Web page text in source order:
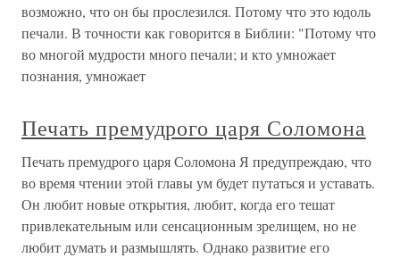
возможно, что он бы прослезился. Потому что это юдоль
печали. В точности как говорится в Библии: "Потому что
во многой мудрости много печали; и кто умножает
познания, умножает
Печать премудрого царя Соломона
Печать премудрого царя Соломона Я предупреждаю, что
во время чтении этой главы ум будет путаться и уставать.
Он любит новые открытия, любит, когда его тешат
привлекательным или сенсационным зрелищем, но не
любит думать и размышлять. Однако развитие его